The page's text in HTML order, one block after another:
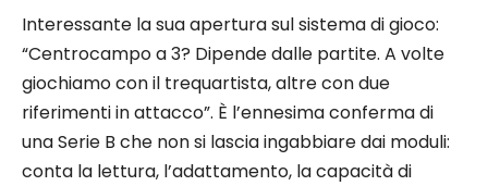
Interessante la sua apertura sul sistema di gioco:
“Centrocampo a 3? Dipende dalle partite. A volte
giochiamo con il trequartista, altre con due
riferimenti in attacco”. È l’ennesima conferma di
una Serie B che non si lascia ingabbiare dai moduli:
conta la lettura, l’adattamento, la capacità di